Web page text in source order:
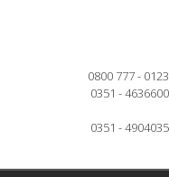
0800 777 - 0123
0351 - 4636600
0351 - 4904035